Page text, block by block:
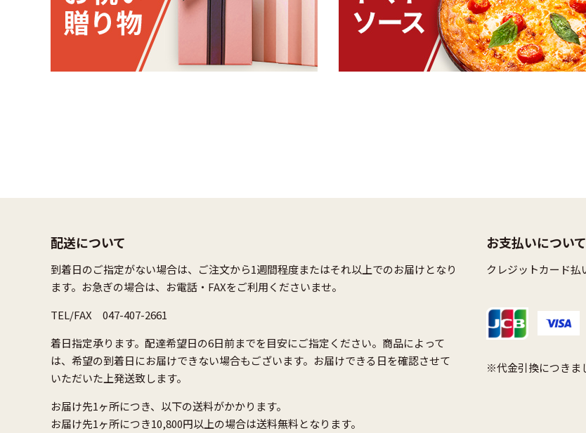
配送について
到着日のご指定がない場合は、ご注文から1週間程度またはそれ以上でのお届けとなり
ます。お急ぎの場合は、お電話・FAXをご利用くださいませ。
TEL/FAX 047-407-2661
着日指定承ります。配達希望日の6日前までを目安にご指定ください。商品によって
は、希望の到着日にお届けできない場合もございます。お届けできる日を確認させて
いただいた上発送致します。
お届け先1ヶ所につき、以下の送料がかかります。
お届け先1ヶ所につき10,800円以上の場合は送料無料となります。
お支払いについて
クレジットカード払
※代金引換につきま